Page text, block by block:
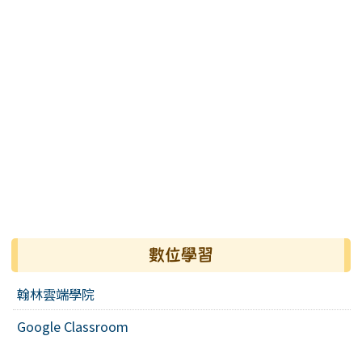
數位學習
翰林雲端學院
Google Classroom